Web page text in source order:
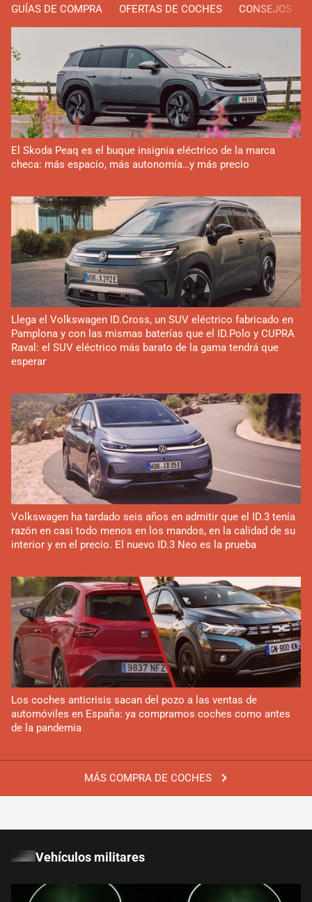
GUÍAS DE COMPRA OFERTAS DE COCHES CONSEJOS
MÁS COMPRA DE COCHES
El Skoda Peaq es el buque insignia eléctrico de la marca
checa: más espacio, más autonomía…y más precio
Llega el Volkswagen ID.Cross, un SUV eléctrico fabricado en
Pamplona y con las mismas baterías que el ID.Polo y CUPRA
Raval: el SUV eléctrico más barato de la gama tendrá que
esperar
Volkswagen ha tardado seis años en admitir que el ID.3 tenía
razón en casi todo menos en los mandos, en la calidad de su
interior y en el precio. El nuevo ID.3 Neo es la prueba
Los coches anticrisis sacan del pozo a las ventas de
automóviles en España: ya compramos coches como antes
de la pandemia
Vehículos militares